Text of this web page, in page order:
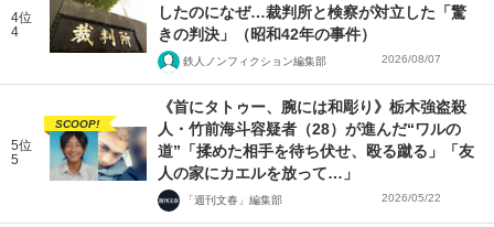
4位
4
したのになぜ…裁判所と検察が対立した「驚
きの判決」（昭和42年の事件）
鉄人ノンフィクション編集部 2026/08/07
5位
5
SCOOP!
《首にタトゥー、腕には和彫り》栃木強盗殺
人・竹前海斗容疑者（28）が進んだ“ワルの
道”「揉めた相手を待ち伏せ、殴る蹴る」「友
人の家にカエルを放って…」
「週刊文春」編集部 2026/05/22